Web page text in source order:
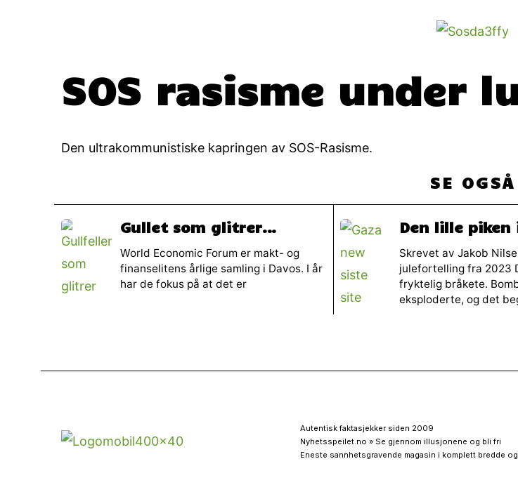
SOS rasisme under
Den ultrakommunistiske kapringen av SOS-Rasisme.
SE OGSÅ
Gullet som glitrer…
World Economic Forum er makt- og
finanselitens årlige samling i Davos. I år
har de fokus på at det er
Den lille piken
Skrevet av Jakob
julefortelling fra 2023
fryktelig bråkete.
eksploderte, og det
Autentisk faktasjekker siden 2009
Nyhetsspeilet.no » Se gjennom illusjonene og bli fri
Eneste sannhetsgravende magasin i komplett bredde